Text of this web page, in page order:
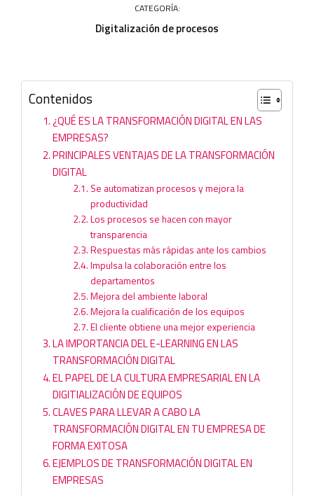
CATEGORÍA:
Digitalización de procesos
Contenidos
¿QUÉ ES LA TRANSFORMACIÓN DIGITAL EN LAS
EMPRESAS?
PRINCIPALES VENTAJAS DE LA TRANSFORMACIÓN
DIGITAL
Se automatizan procesos y mejora la
productividad
Los procesos se hacen con mayor
transparencia
Respuestas más rápidas ante los cambios
Impulsa la colaboración entre los
departamentos
Mejora del ambiente laboral
Mejora la cualificación de los equipos
El cliente obtiene una mejor experiencia
LA IMPORTANCIA DEL E-LEARNING EN LAS
TRANSFORMACIÓN DIGITAL
EL PAPEL DE LA CULTURA EMPRESARIAL EN LA
DIGITIALIZACIÓN DE EQUIPOS
CLAVES PARA LLEVAR A CABO LA
TRANSFORMACIÓN DIGITAL EN TU EMPRESA DE
FORMA EXITOSA
EJEMPLOS DE TRANSFORMACIÓN DIGITAL EN
EMPRESAS